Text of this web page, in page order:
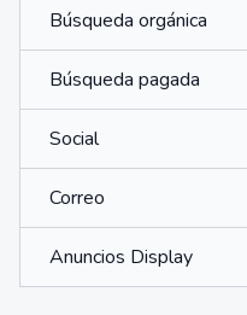
Búsqueda orgánica
Búsqueda pagada
Social
Correo
Anuncios Display